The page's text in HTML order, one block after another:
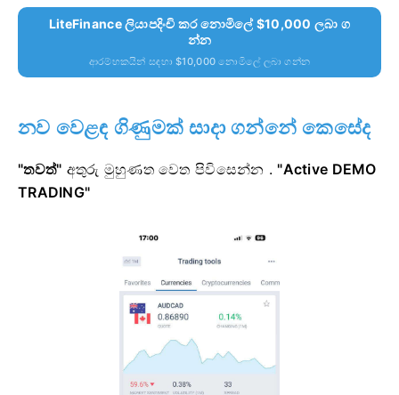
LiteFinance ලියාපදිංචි කර නොමිලේ $10,000 ලබා ග
න්න
ආරම්භකයින් සඳහා $10,000 නොමිලේ ලබා ගන්න
නව වෙළඳ ගිණුමක් සාදා ගන්නේ කෙසේද
"තවත්" අතුරු මුහුණත වෙත පිවිසෙන්න . "Active DEMO
TRADING"